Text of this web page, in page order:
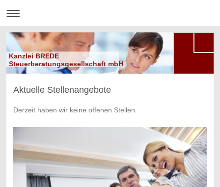
Kanzlei BREDE
Steuerberatungsgesellschaft mbH
Aktuelle Stellenangebote
Derzeit haben wir keine offenen Stellen.